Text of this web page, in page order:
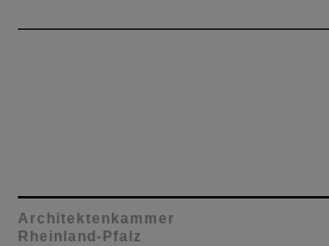
Architektenkammer
Rheinland-Pfalz